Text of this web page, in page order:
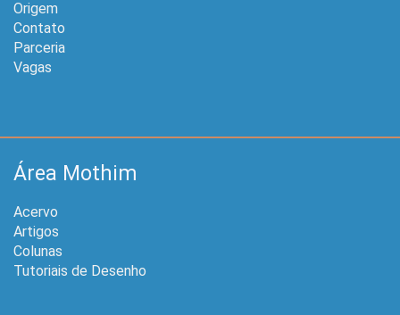
Origem
Contato
Parceria
Vagas
Área Mothim
Acervo
Artigos
Colunas
Tutoriais de Desenho